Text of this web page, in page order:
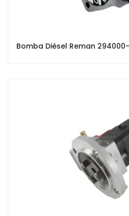
Bomba Diésel Reman